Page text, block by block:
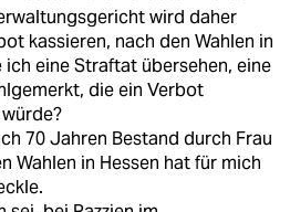
wird daher
kassieren, nach den Wahlen in
ich eine Straftat übersehen, eine
die ein Verbot
70 Jahren Bestand durch Frau
Wahlen in Hessen hat für mich